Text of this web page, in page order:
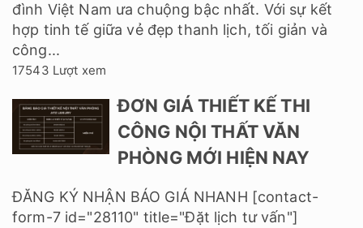
đình Việt Nam ưa chuộng bậc nhất. Với sự kết
hợp tinh tế giữa vẻ đẹp thanh lịch, tối giản và
công...
17543 Lượt xem
ĐƠN GIÁ THIẾT KẾ THI
CÔNG NỘI THẤT VĂN
PHÒNG MỚI HIỆN NAY
ĐĂNG KÝ NHẬN BÁO GIÁ NHANH [contact-
form-7 id="28110" title="Đặt lịch tư vấn"]